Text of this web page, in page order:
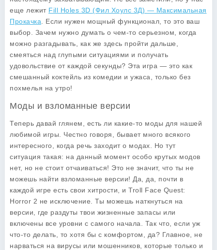
еще лежит Fill Holes 3D (Фил Хоулс 3Д) — Максимальная
Прокачка . Если нужен мощный функционал, то это ваш
выбор. Зачем нужно думать о чем-то серьезном, когда
можно разгадывать, как же здесь пройти дальше,
смеяться над глупыми ситуациями и получать
удовольствие от каждой секунды? Эта игра — это как
смешанный коктейль из комедии и ужаса, только без
похмелья на утро!
Моды и взломанные версии
Теперь давай глянем, есть ли какие-то моды для нашей
любимой игры. Честно говоря, бывает много всякого
интересного, когда речь заходит о модах. Но тут
ситуация такая: на данный момент особо крутых модов
нет, но не стоит отчаиваться! Это не значит, что ты не
можешь найти взломанные версии! Да, да, почти в
каждой игре есть свои хитрости, и Troll Face Quest:
Horror 2 не исключение. Ты можешь наткнуться на
версии, где раздуты твои жизненные запасы или
включены все уровни с самого начала. Так что, если уж
что-то делать, то хотя бы с комфортом, да? Главное, не
нарваться на вирусы или мошенников, которые только и